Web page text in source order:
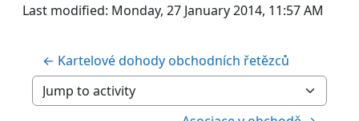
Last modified: Monday, 27 January 2014, 11:57 AM
← Kartelové dohody obchodních řetězců
Jump to activity